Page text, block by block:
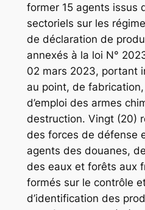
former 15 agents issus
sectoriels sur les
de déclaration de
annexés à la loi N°
02 mars 2023, portant
au point, de
d’emploi des armes
destruction. Vingt (20)
des forces de défense
agents des douanes,
des eaux et forêts aux
formés sur le contrôle
d’identification des